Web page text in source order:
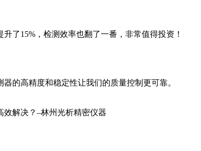
了15%，检测效率也翻了一番，非常值得投资！
的高精度和稳定性让我们的质量控制更可靠。